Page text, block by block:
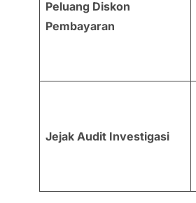
Peluang Diskon
Pembayaran
Jejak Audit Investigasi